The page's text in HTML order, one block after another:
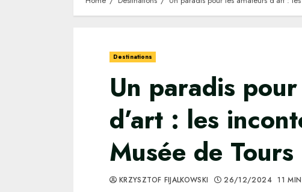
Destinations
Un paradis
d’art : les
Musée de Tours
KRZYSZTOF FIJALKOWSKI 26/12/2024 11